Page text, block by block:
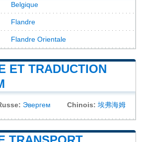
Belgique
Flandre
Flandre Orientale
ET TRADUCTION
Эвергем Chinois: 埃弗海姆